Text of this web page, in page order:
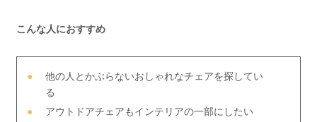
こんな人におすすめ
他の人とかぶらないおしゃれなチェアを探してい
る
アウトドアチェアもインテリアの一部にしたい